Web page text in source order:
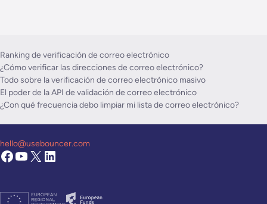
Ranking de verificación de correo electrónico
¿Cómo verificar las direcciones de correo electrónico?
Todo sobre la verificación de correo electrónico masivo
El poder de la API de validación de correo electrónico
¿Con qué frecuencia debo limpiar mi lista de correo electrónico?
hello@usebouncer.com